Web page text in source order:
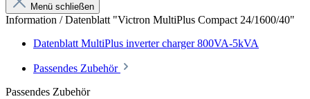
Menü schließen
Information / Datenblatt "Victron MultiPlus Compact 24/1600/40"
Datenblatt MultiPlus inverter charger 800VA-5kVA
Passendes Zubehör
Passendes Zubehör